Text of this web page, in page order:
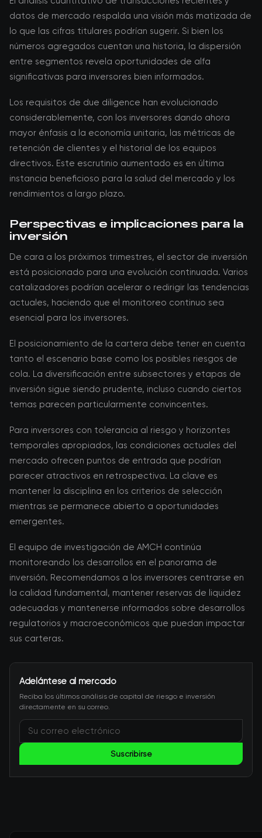
datos de mercado respalda una visión más matizada de
lo que las cifras titulares podrían sugerir. Si bien los
números agregados cuentan una historia, la dispersión
entre segmentos revela oportunidades de alfa
significativas para inversores bien informados.
Los requisitos de due diligence han evolucionado
considerablemente, con los inversores dando ahora
mayor énfasis a la economía unitaria, las métricas de
retención de clientes y el historial de los equipos
directivos. Este escrutinio aumentado es en última
instancia beneficioso para la salud del mercado y los
rendimientos a largo plazo.
Perspectivas e implicaciones para la
inversión
De cara a los próximos trimestres, el sector de inversión
está posicionado para una evolución continuada. Varios
catalizadores podrían acelerar o redirigir las tendencias
actuales, haciendo que el monitoreo continuo sea
esencial para los inversores.
El posicionamiento de la cartera debe tener en cuenta
tanto el escenario base como los posibles riesgos de
cola. La diversificación entre subsectores y etapas de
inversión sigue siendo prudente, incluso cuando ciertos
temas parecen particularmente convincentes.
Para inversores con tolerancia al riesgo y horizontes
temporales apropiados, las condiciones actuales del
mercado ofrecen puntos de entrada que podrían
parecer atractivos en retrospectiva. La clave es
mantener la disciplina en los criterios de selección
mientras se permanece abierto a oportunidades
emergentes.
El equipo de investigación de AMCH continúa
monitoreando los desarrollos en el panorama de
inversión. Recomendamos a los inversores centrarse en
la calidad fundamental, mantener reservas de liquidez
adecuadas y mantenerse informados sobre desarrollos
regulatorios y macroeconómicos que puedan impactar
sus carteras.
Adelántese al mercado
Reciba los últimos análisis de capital de riesgo e inversión
directamente en su correo.
Suscribirse